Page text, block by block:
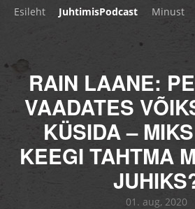
Esileht JuhtimisPodcast Minust
RAIN LAANE:
VAADATES
KÜSIDA –
KEEGI TAHTMA
01. aug, 2020